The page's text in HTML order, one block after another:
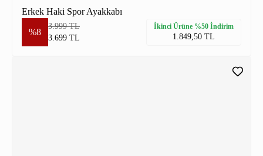
Erkek Haki Spor Ayakkabı
%8
3.999 TL
3.699 TL
İkinci Ürüne %50 İndirim
1.849,50 TL